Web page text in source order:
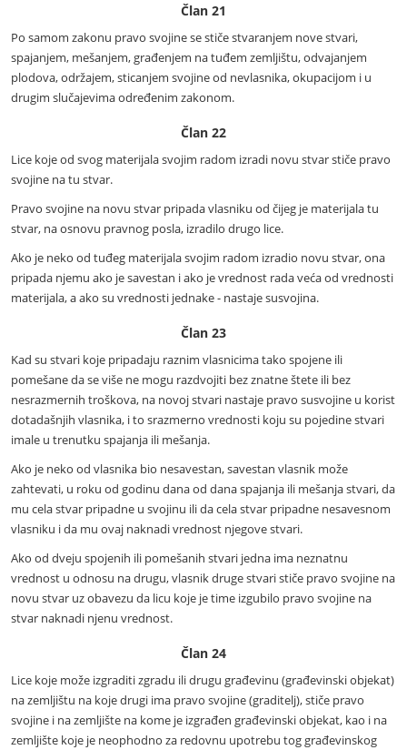
Član 21
Po samom zakonu pravo svojine se stiče stvaranjem nove stvari,
spajanjem, mešanjem, građenjem na tuđem zemljištu, odvajanjem
plodova, održajem, sticanjem svojine od nevlasnika, okupacijom i u
drugim slučajevima određenim zakonom.
Član 22
Lice koje od svog materijala svojim radom izradi novu stvar stiče pravo
svojine na tu stvar.
Pravo svojine na novu stvar pripada vlasniku od čijeg je materijala tu
stvar, na osnovu pravnog posla, izradilo drugo lice.
Ako je neko od tuđeg materijala svojim radom izradio novu stvar, ona
pripada njemu ako je savestan i ako je vrednost rada veća od vrednosti
materijala, a ako su vrednosti jednake - nastaje susvojina.
Član 23
Kad su stvari koje pripadaju raznim vlasnicima tako spojene ili
pomešane da se više ne mogu razdvojiti bez znatne štete ili bez
nesrazmernih troškova, na novoj stvari nastaje pravo susvojine u korist
dotadašnjih vlasnika, i to srazmerno vrednosti koju su pojedine stvari
imale u trenutku spajanja ili mešanja.
Ako je neko od vlasnika bio nesavestan, savestan vlasnik može
zahtevati, u roku od godinu dana od dana spajanja ili mešanja stvari, da
mu cela stvar pripadne u svojinu ili da cela stvar pripadne nesavesnom
vlasniku i da mu ovaj naknadi vrednost njegove stvari.
Ako od dveju spojenih ili pomešanih stvari jedna ima neznatnu
vrednost u odnosu na drugu, vlasnik druge stvari stiče pravo svojine na
novu stvar uz obavezu da licu koje je time izgubilo pravo svojine na
stvar naknadi njenu vrednost.
Član 24
Lice koje može izgraditi zgradu ili drugu građevinu (građevinski objekat)
na zemljištu na koje drugi ima pravo svojine (graditelj), stiče pravo
svojine i na zemljište na kome je izgrađen građevinski objekat, kao i na
zemljište koje je neophodno za redovnu upotrebu tog građevinskog